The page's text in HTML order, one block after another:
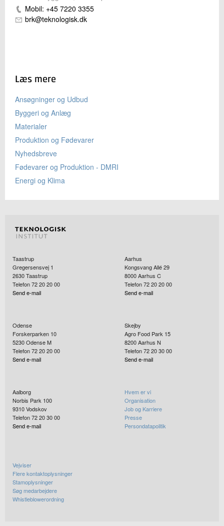
Mobil: +45 7220 3355
brk@teknologisk.dk
Læs mere
Ansøgninger og Udbud
Byggeri og Anlæg
Materialer
Produktion og Fødevarer
Nyhedsbreve
Fødevarer og Produktion - DMRI
Energi og Klima
Taastrup
Gregersensvej 1
2630Taastrup
Telefon 72 20 20 00
Send e-mail
Aarhus
Kongsvang Allé 29
8000Aarhus C
Telefon 72 20 20 00
Send e-mail
Odense
Forskerparken 10
5230Odense M
Telefon 72 20 20 00
Send e-mail
Skejby
Agro Food Park 15
8200Aarhus N
Telefon 72 20 30 00
Send e-mail
Aalborg
Norbis Park 100
9310Vodskov
Telefon 72 20 30 00
Send e-mail
Hvem er vi
Organisation
Job og Karriere
Presse
Persondatapolitik
Vejviser
Flere kontaktoplysninger
Stamoplysninger
Søg medarbejdere
Whistleblowerordning